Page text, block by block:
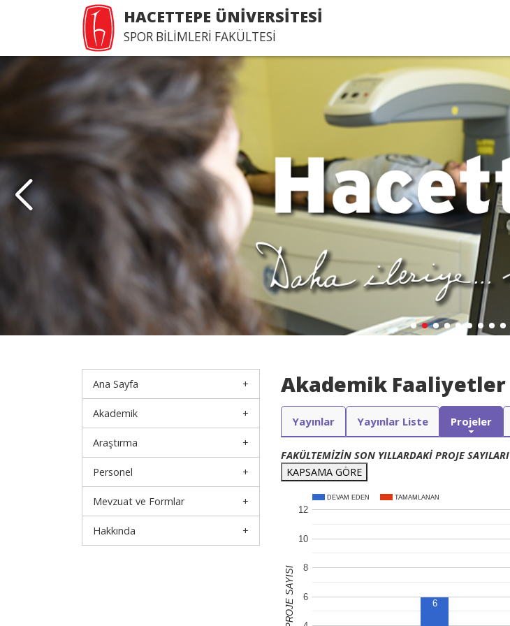
HACETTEPE ÜNİVERSİTESİ
SPOR BİLİMLERİ FAKÜLTESİ
Ana Sayfa
Akademik
Araştırma
Personel
Mevzuat ve Formlar
Hakkında
Akademik Faaliyetler
Yayınlar Yayınlar Liste Projeler
FAKÜLTEMİZİN SON YILLARDAKİ PROJE SAYILARI
KAPSAMA GÖRE
DEVAM EDEN TAMAMLANAN
6
8
10
12
6
PROJE SAYISI